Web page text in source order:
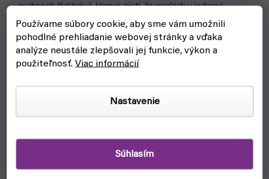
Používame súbory cookie, aby sme vám umožnili
pohodlné prehliadanie webovej stránky a vďaka
analýze neustále zlepšovali jej funkcie, výkon a
použiteľnosť.Viac informácií
Nastavenie
Súhlasím
osobnosti (fakticky), Homer zjistí, že poplach v jaderné